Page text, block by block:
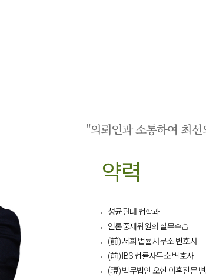
"의뢰인과 소통하여 최
약력
성균관대 법학과
언론중재위원회 실무수습
(前) 서희 법률사무소 변호사
(前) IBS 법률사무소 변호사
(現) 법무법인 오현 이혼전문